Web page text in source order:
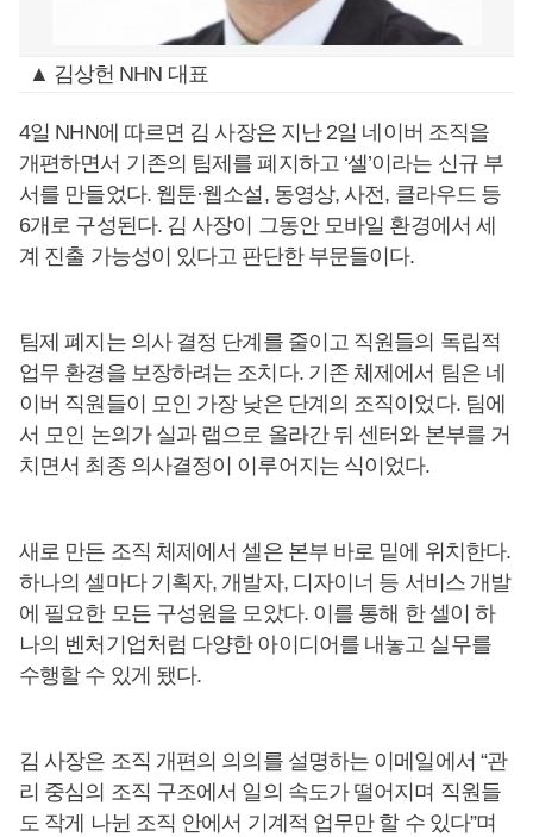
▲ 김상헌 NHN 대표
4일 NHN에 따르면 김 사장은 지난 2일 네이버 조직을
개편하면서 기존의 팀제를 폐지하고 ‘셀’이라는 신규 부
서를 만들었다. 웹툰·웹소설, 동영상, 사전, 클라우드 등
6개로 구성된다. 김 사장이 그동안 모바일 환경에서 세
계 진출 가능성이 있다고 판단한 부문들이다.
팀제 폐지는 의사 결정 단계를 줄이고 직원들의 독립적
업무 환경을 보장하려는 조치다. 기존 체제에서 팀은 네
이버 직원들이 모인 가장 낮은 단계의 조직이었다. 팀에
서 모인 논의가 실과 랩으로 올라간 뒤 센터와 본부를 거
치면서 최종 의사결정이 이루어지는 식이었다.
새로 만든 조직 체제에서 셀은 본부 바로 밑에 위치한다.
하나의 셀마다 기획자, 개발자, 디자이너 등 서비스 개발
에 필요한 모든 구성원을 모았다. 이를 통해 한 셀이 하
나의 벤처기업처럼 다양한 아이디어를 내놓고 실무를
수행할 수 있게 됐다.
김 사장은 조직 개편의 의의를 설명하는 이메일에서 “관
리 중심의 조직 구조에서 일의 속도가 떨어지며 직원들
도 작게 나뉜 조직 안에서 기계적 업무만 할 수 있다”며